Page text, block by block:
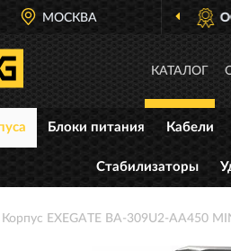
МОСКВА
ДИЛЕРEXEGATE В РОССИИ
КАТАЛОГ
Блоки питания Кабели
Стабилизаторы
Корпус EXEGATE BA-309U2-AA450